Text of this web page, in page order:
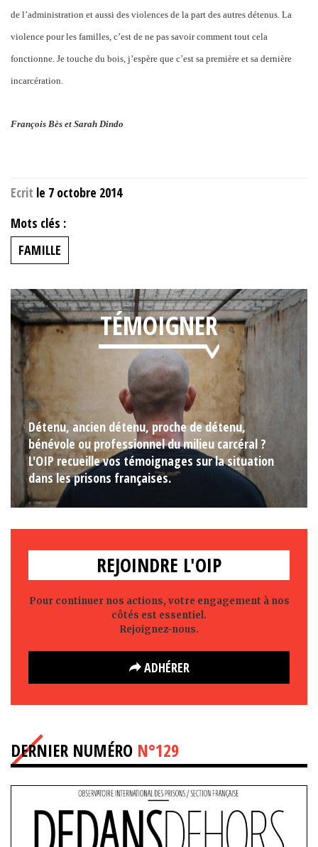
de l’administration et aussi des violences de la part des autres détenus. La
violence pour les familles, c’est de ne pas savoir comment tout cela
fonctionne. Je touche du bois, j’espère que c’est sa première et sa dernière
incarcération.
François Bès et Sarah Dindo
Ecrit le 7 octobre 2014
Mots clés :
FAMILLE
TÉMOIGNER
Détenu, ancien détenu, proche de détenu,
bénévole ou professionnel du milieu carcéral ?
L'OIP recueille vos témoignages sur la situation
dans les prisons françaises.
REJOINDRE L'OIP
Pour continuer nos actions, votre engagement à nos
côtés est essentiel.
Rejoignez-nous.
ADHÉRER
DERNIER NUMÉRO N°129